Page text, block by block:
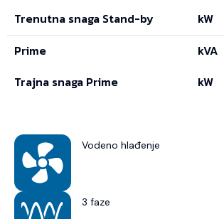
Trenutna snaga Stand-by
kW
Prime
kVA
Trajna snaga Prime
kW
Vodeno hlađenje
3 faze